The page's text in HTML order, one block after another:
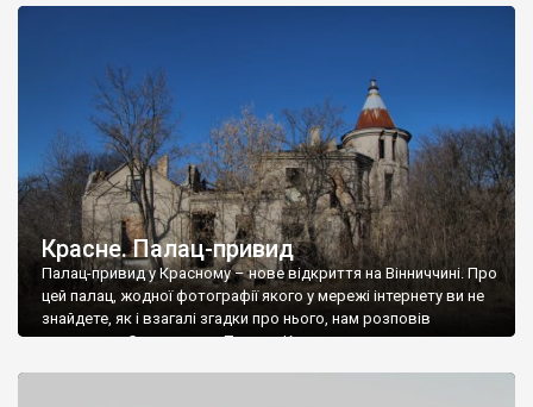
Красне. Палац-привид
Палац-привид у Красному – нове відкриття на Вінниччині. Про
цей палац, жодної фотографії якого у мережі інтернету ви не
знайдете, як і взагалі згадки про нього, нам розповів
мешканець Самгородка. Палац у Красному вразив не лише